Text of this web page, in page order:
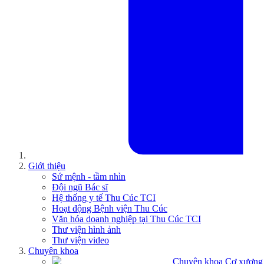
Giới thiệu
Sứ mệnh - tầm nhìn
Đội ngũ Bác sĩ
Hệ thống y tế Thu Cúc TCI
Hoạt động Bệnh viện Thu Cúc
Văn hóa doanh nghiệp tại Thu Cúc TCI
Thư viện hình ảnh
Thư viện video
Chuyên khoa
Chuyên khoa Cơ